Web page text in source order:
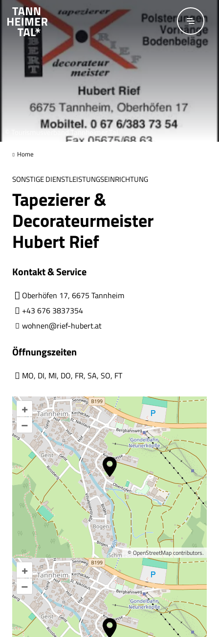
Zum Hauptinhalt springen
© Tourismusverband Tannheimer Tal
Home
SONSTIGE DIENSTLEISTUNGSEINRICHTUNG
Tapezierer &
Decorateurmeister
Hubert Rief
Kontakt & Service
Oberhöfen 17, 6675 Tannheim
+43 676 3837354
wohnen@rief-hubert.at
Öffnungszeiten
MO, DI, MI, DO, FR, SA, SO, FT
+
–
©OpenStreetMapcontributors.
+
–
Karte vergrößern
Informationen &
Wissenswertes